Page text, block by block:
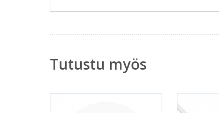
Tutustu myös